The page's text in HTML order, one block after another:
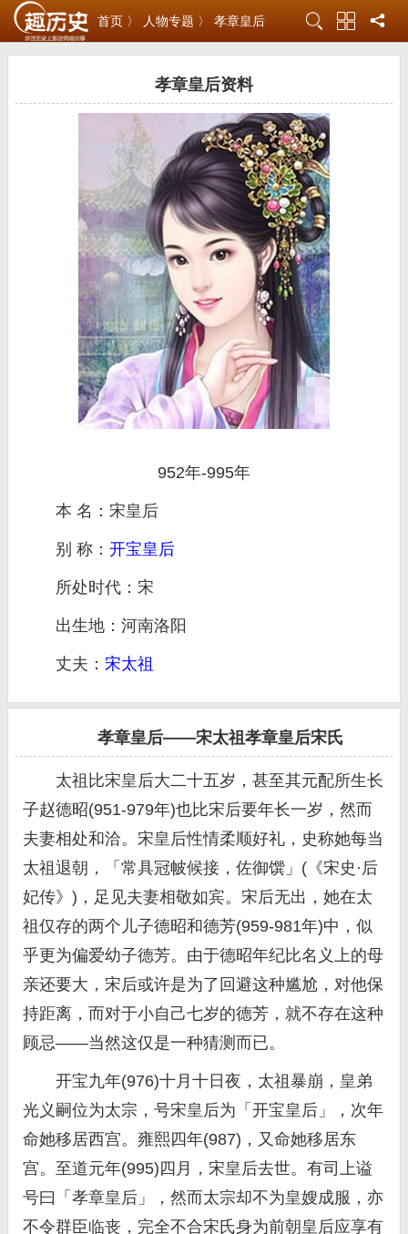
首页 〉 人物专题 〉 孝章皇后
孝章皇后资料
952年-995年
本 名：宋皇后
别 称： 开宝皇后
所处时代：宋
出生地：河南洛阳
丈夫： 宋太祖
孝章皇后——宋太祖孝章皇后宋氏
太祖比宋皇后大二十五岁，甚至其元配所生长
子赵德昭(951-979年)也比宋后要年长一岁，然而
夫妻相处和洽。宋皇后性情柔顺好礼，史称她每当
太祖退朝，「常具冠帔候接，佐御馔」(《宋史·后
妃传》)，足见夫妻相敬如宾。宋后无出，她在太
祖仅存的两个儿子德昭和德芳(959-981年)中，似
乎更为偏爱幼子德芳。由于德昭年纪比名义上的母
亲还要大，宋后或许是为了回避这种尴尬，对他保
持距离，而对于小自己七岁的德芳，就不存在这种
顾忌——当然这仅是一种猜测而已。
开宝九年(976)十月十日夜，太祖暴崩，皇弟
光义嗣位为太宗，号宋皇后为「开宝皇后」，次年
命她移居西宫。雍熙四年(987)，又命她移居东
宫。至道元年(995)四月，宋皇后去世。有司上谥
号曰「孝章皇后」，然而太宗却不为皇嫂成服，亦
不令群臣临丧，完全不合宋氏身为前朝皇后应享有